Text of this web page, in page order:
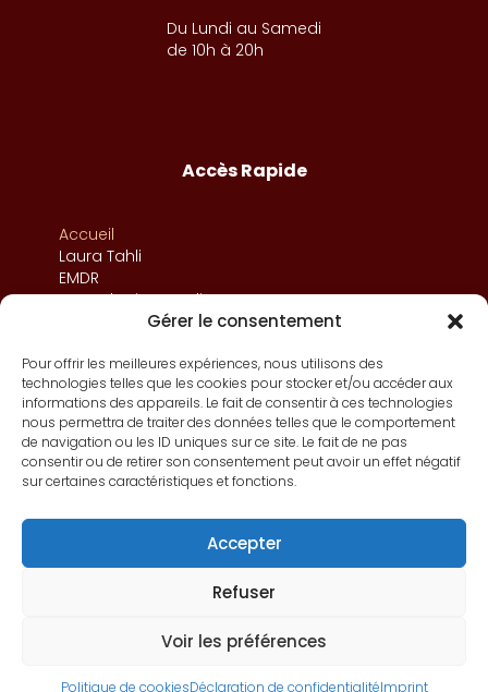
Gérer le consentement
Pour offrir les meilleures expériences, nous utilisons des
technologies telles que les cookies pour stocker et/ou accéder aux
informations des appareils. Le fait de consentir à ces technologies
nous permettra de traiter des données telles que le comportement
de navigation ou les ID uniques sur ce site. Le fait de ne pas
consentir ou de retirer son consentement peut avoir un effet négatif
sur certaines caractéristiques et fonctions.
Accepter
Refuser
Voir les préférences
Politique de cookiesDéclaration de confidentialitéImprint
Du Lundi au Samedi
de 10h à 20h
Accès Rapide
Accueil
Laura Tahli
EMDR
Consultations en ligne
Consultations à Paris
Champs d’intervention
Contact
Politique de cookies (UE)
Site internet créé parAlayster Digital
2025 © Tous droits réservés